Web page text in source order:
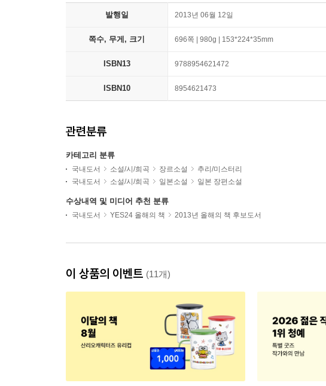
발행일 2013년 06월 12일
쪽수, 무게, 크기 696쪽 | 980g | 153*224*35mm
ISBN13 9788954621472
ISBN10 8954621473
관련분류
카테고리 분류
국내도서 소설/시/희곡 장르소설
추리/미스터리
국내도서
소설/시/희곡 일본소설 일본 장편소설
수상내역 및 미디어 추천 분류
국내도서 YES24 올해의 책 2013년 올해의 책 후보도서
이 상품의 이벤트 (11개)